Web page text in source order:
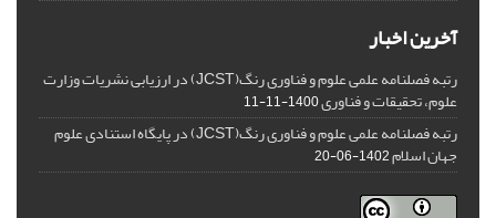
آخرین اخبار
رتبه فصلنامه علمی علوم و فناوری رنگ(JCST) در ارزیابی نشریات وزارت
علوم، تحقیقات و فناوری1400-11-11
رتبه فصلنامه علمی علوم و فناوری رنگ(JCST) در پایگاه استنادی علوم
جهان اسلام1402-06-20